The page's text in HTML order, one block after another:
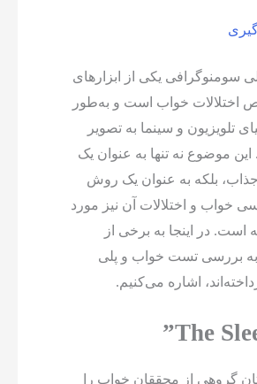
سومنوگرافی یکی از ابزارهای
اختلالات خواب است و به‌طور
تلویزیون و سینما به تصویر
موضوع نه تنها به عنوان یک
بلکه به عنوان یک روش
خواب و اختلالات آن نیز مورد
است. در اینجا به برخی از
بررسی تست خواب و پلی
اشاره می‌کنیم.
گروهی از محققان خواب را